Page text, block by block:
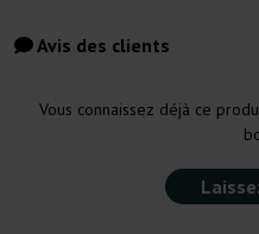
Avis des clients
Vous connaissez déjà ce